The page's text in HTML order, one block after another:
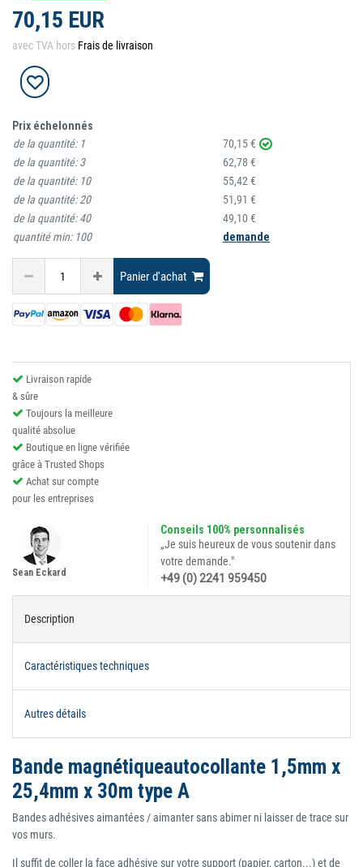
70,15 EUR
avec TVA hors Frais de livraison
Prix échelonnés
de la quantité: 1
70,15 €
de la quantité:3
62,78 €
de la quantité: 10
55,42 €
de la quantité:20
51,91 €
de la quantité:40
49,10 €
quantité min: 100 demande
Panier d'achat
Livraison rapide
& sûre
Toujours la meilleure
qualité absolue
Boutique en ligne vérifiée
grâce à Trusted Shops
Achat sur compte
pour les entreprises
Conseils 100% personnalisés
„Je suis heureux de vous soutenir dans
votre demande."
+49 (0) 2241 959450
Sean Eckard
Description
Caractéristiques techniques
Autres détails
Bande magnétiqueautocollante 1,5mm x
25,4mm x 30m type A
Bandes adhésives aimantées / aimanter sans abimer ni laisser de trace sur
vos murs.
Il suffit de coller la face adhésive sur votre support (papier, carton...) et de